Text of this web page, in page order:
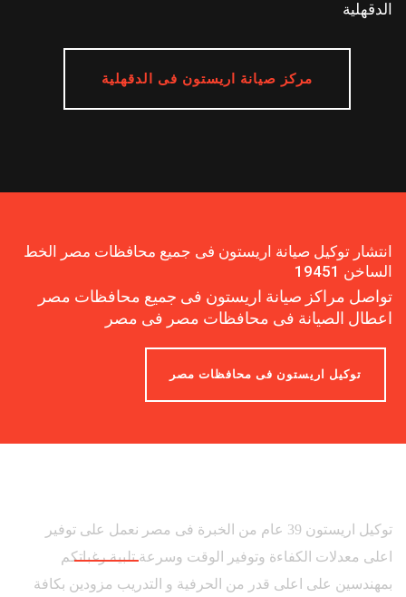
الدقهلية
مركز صيانة اريستون فى الدقهلية
انتشار توكيل صيانة اريستون فى جميع محافظات مصر الخط
الساخن 19451
تواصل مراكز صيانة اريستون فى جميع محافظات مصر
اعطال الصيانة فى محافظات مصر فى مصر
توكيل اريستون فى محافظات مصر
توكيل اريستون 39 عام من الخبرة فى مصر نعمل على توفير
اعلى معدلات الكفاءة وتوفير الوقت وسرعة تلبية رغباتكم
بمهندسين على اعلى قدر من الحرفية و التدريب مزودين بكافة